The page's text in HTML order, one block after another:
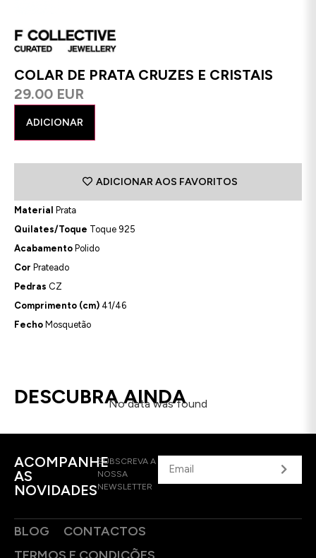
COLAR DE PRATA CRUZES E CRISTAIS
29.00 EUR
ADICIONAR
ADICIONAR AOS FAVORITOS
Material Prata
Quilates/Toque Toque 925
Acabamento Polido
Cor Prateado
Pedras CZ
Comprimento (cm) 41/46
Fecho Mosquetão
DESCUBRA AINDA
No data was found
ACOMPANHE
AS
NOVIDADES
SUBSCREVA A
NOSSA
NEWSLETTER
BLOG
CONTACTOS